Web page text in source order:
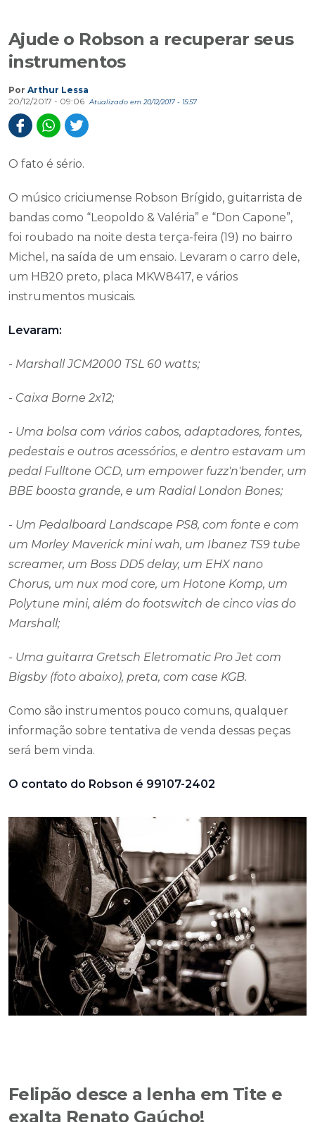
Ajude o Robson a recuperar seus
instrumentos
Por Arthur Lessa
20/12/2017 - 09:06
Atualizado em 20/12/2017 - 15:57
O fato é sério.
O músico criciumense Robson Brígido, guitarrista de
bandas como “Leopoldo & Valéria” e “Don Capone”,
foi roubado na noite desta terça-feira (19) no bairro
Michel, na saída de um ensaio. Levaram o carro dele,
um HB20 preto, placa MKW8417, e vários
instrumentos musicais.
Levaram:
- Marshall JCM2000 TSL 60 watts;
- Caixa Borne 2x12;
- Uma bolsa com vários cabos, adaptadores, fontes,
pedestais e outros acessórios, e dentro estavam um
pedal Fulltone OCD, um empower fuzz'n'bender, um
BBE boosta grande, e um Radial London Bones;
- Um Pedalboard Landscape PS8, com fonte e com
um Morley Maverick mini wah, um Ibanez TS9 tube
screamer, um Boss DD5 delay, um EHX nano
Chorus, um nux mod core, um Hotone Komp, um
Polytune mini, além do footswitch de cinco vias do
Marshall;
- Uma guitarra Gretsch Eletromatic Pro Jet com
Bigsby (foto abaixo), preta, com case KGB.
Como são instrumentos pouco comuns, qualquer
informação sobre tentativa de venda dessas peças
será bem vinda.
O contato do Robson é 99107-2402
Felipão desce a lenha em Tite e
exalta Renato Gaúcho!